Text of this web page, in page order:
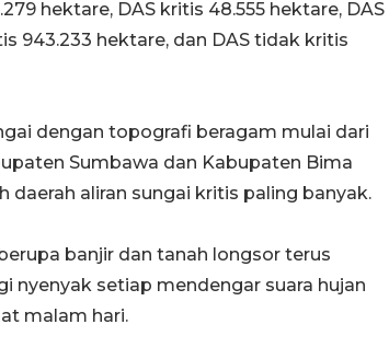
hektare, DAS kritis 48.555 hektare, DAS
943.233 hektare, dan DAS tidak kritis
dengan topografi beragam mulai dari
Sumbawa dan Kabupaten Bima
aliran sungai kritis paling banyak.
banjir dan tanah longsor terus
nyenyak setiap mendengar suara hujan
malam hari.